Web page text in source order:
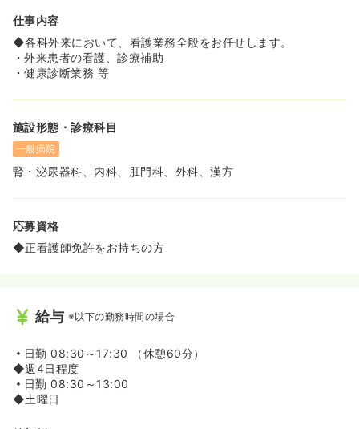
≪医療法人創流会 朝日病院とは≫
◆1979年に現在の郡山市朝日の地に開業。40年以上地域
の医療を貢献してきました。透析医療、創傷管理医療、内
視鏡医療を3本の柱に、外来および入院患者様の診療を行
◆病院目標として、「患者様が来院したくなる病院」「職
病院」を目指しております。
◆フットケアにも力を入れており、寝たきりの患者様に対
しても「お一人お一人に寄り添った看護提供」を実施して
おります。
仕事内容
◆各科外来において、看護業務全般をお任せします。
・外来患者の看護、診療補助
・健康診断業務 等
施設形態・診療科目
一般病院
腎・泌尿器科、内科、肛門科、外科、漢方
応募資格
◆正看護師免許をお持ちの方
給与 ※以下の勤務時間の場合
日勤 08:30～17:30 （休憩60分）
◆週4日程度
日勤 08:30～13:00
◆土曜日